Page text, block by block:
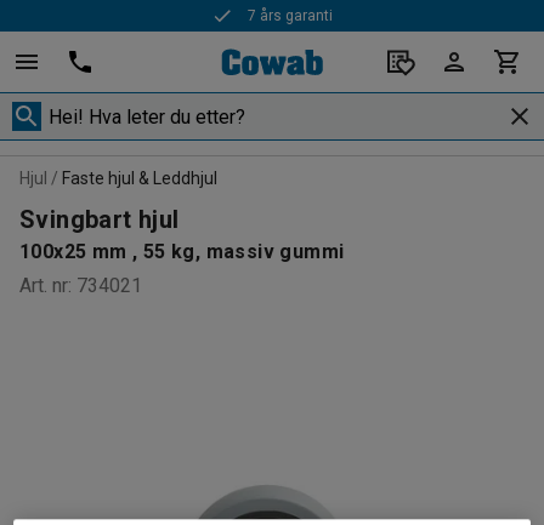
7 års garanti
Hjul Faste hjul & Leddhjul
Svingbart hjul
100x25 mm , 55 kg, massiv gummi
Art. nr: 734021